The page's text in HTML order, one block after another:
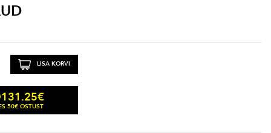
LISA KORVI
131.25€
50€ OSTUST